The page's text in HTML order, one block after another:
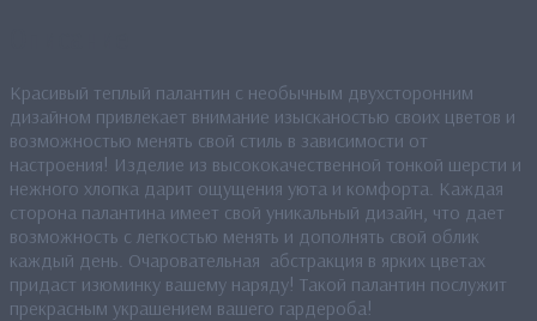
Красивый теплый палантин с необычным двухсторонним
дизайном привлекает внимание изысканостью своих цветов и
возможностью менять свой стиль в зависимости от
настроения! Изделие из высококачественной тонкой шерсти и
нежного хлопка дарит ощущения уюта и комфорта. Каждая
сторона палантина имеет свой уникальный дизайн, что дает
возможность с легкостью менять и дополнять свой облик
каждый день. Очаровательная абстракция в ярких цветах
придаст изюминку вашему наряду! Такой палантин послужит
прекрасным украшением вашего гардероба!